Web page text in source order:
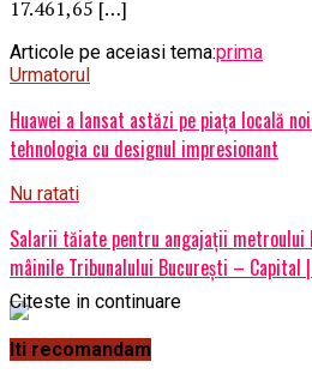
17.461,65 […]
Articole pe aceiasi tema:prima
Urmatorul
Huawei a lansat astăzi pe piața locală
tehnologia cu designul impresionant
Nu ratati
Salarii tăiate pentru angajaţii metroului
mâinile Tribunalului Bucureşti – Capital |
Citeste in continuare
Iti recomandam